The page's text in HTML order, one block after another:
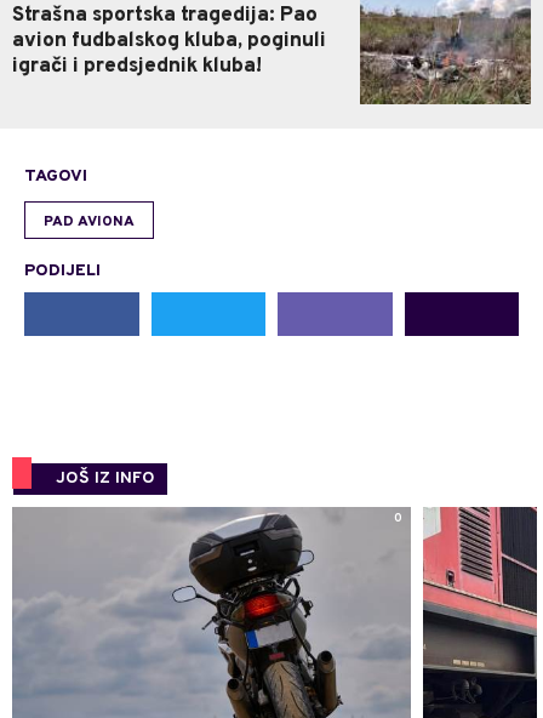
Strašna sportska tragedija: Pao
avion fudbalskog kluba, poginuli
igrači i predsjednik kluba!
TAGOVI
PAD AVIONA
PODIJELI
JOŠ IZ INFO
0